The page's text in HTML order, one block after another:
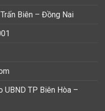
Biên – Đồng Nai
UBND TP Biên Hòa –